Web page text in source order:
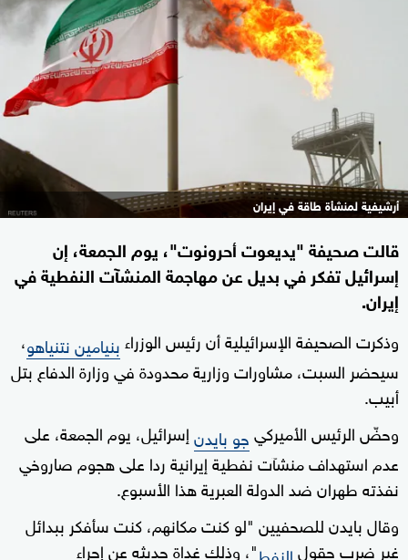
أرشيفية لمنشأة طاقة في إيران
قالت صحيفة "يديعوت أحرونوت"، يوم الجمعة، إن
إسرائيل تفكر في بديل عن مهاجمة المنشآت النفطية في
إيران.
وذكرت الصحيفة الإسرائيلية أن رئيس الوزراءبنيامين نتنياهو،
سيحضر السبت، مشاورات وزارية محدودة في وزارة الدفاع بتل
أبيب.
وحضّ الرئيس الأميركيجو بايدنإسرائيل، يوم الجمعة، على
عدم استهداف منشآت نفطية إيرانية ردا على هجوم صاروخي
نفذته طهران ضد الدولة العبرية هذا الأسبوع.
وقال بايدن للصحفيين "لو كنت مكانهم، كنت سأفكر ببدائل
غير ضرب حقولالنفط"، وذلك غداة حديثه عن إجراء